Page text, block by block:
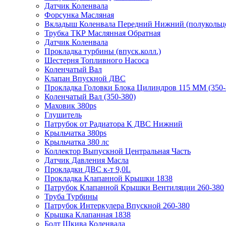
Датчик Коленвала
Форсунка Масляная
Вкладыш Коленвала Передний Нижний
Трубка ТКР Маслянная Обратная
Датчик Коленвала
Прокладка турбины (впуск.колл.)
Шестерня Топливного Насоса
Коленчатый Вал
Клапан Впускной ДВС
Прокладка Головки Блока Цилиндров 115 ММ
Коленчатый Вал (350-380)
Маховик 380ps
Глушитель
Патрубок от Радиатора К ДВС Нижний
Крыльчатка 380ps
Крыльчатка 380 лс
Коллектор Выпускной Центральная Часть
Датчик Давления Масла
Прокладки ДВС к-т 9,0L
Прокладка Клапанной Крышки 1838
Патрубок Клапанной Крышки Вентиляции 260-380
Труба Турбины
Патрубок Интеркулера Впускной 260-380
Крышка Клапанная 1838
Болт Шкива Коленвала